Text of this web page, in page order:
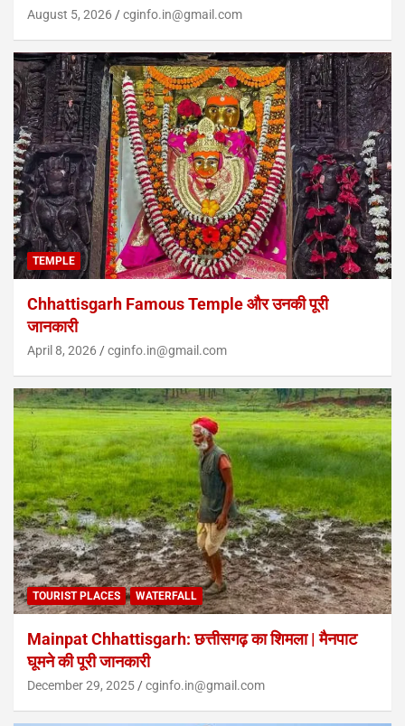
August 5, 2026 cginfo.in@gmail.com
TEMPLE
Chhattisgarh Famous Temple और उनकी पूरी
जानकारी
April 8, 2026 cginfo.in@gmail.com
TOURIST PLACES WATERFALL
Mainpat Chhattisgarh: छत्तीसगढ़ का शिमला | मैनपाट
घूमने की पूरी जानकारी
December 29, 2025 cginfo.in@gmail.com